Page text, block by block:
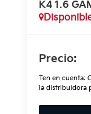
K4 1.6
Precio:
Ten en cuenta:
la distribuidora